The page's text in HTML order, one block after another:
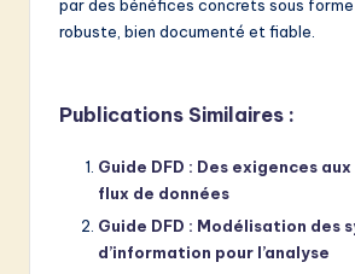
par des bénéfices concrets sous forme
robuste, bien documenté et fiable.
Publications Similaires :
Guide DFD : Des exigences
flux de données
Guide DFD : Modélisation des
d’information pour l’analyse